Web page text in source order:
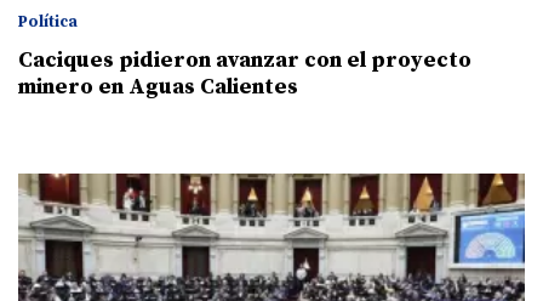
Política
Caciques pidieron avanzar con el proyecto
minero en Aguas Calientes